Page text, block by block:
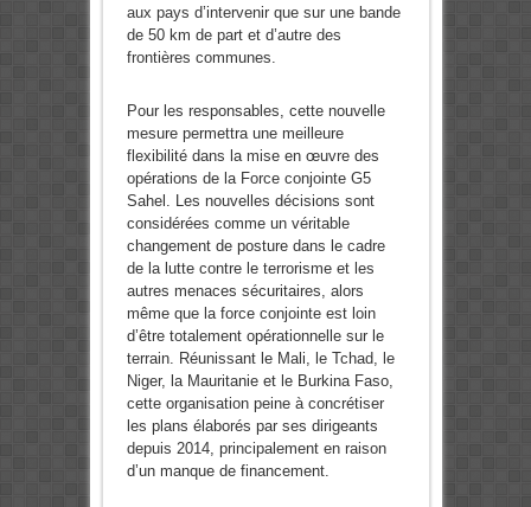
aux pays d’intervenir que sur une bande
de 50 km de part et d’autre des
frontières communes.
Pour les responsables, cette nouvelle
mesure permettra une meilleure
flexibilité dans la mise en œuvre des
opérations de la Force conjointe G5
Sahel. Les nouvelles décisions sont
considérées comme un véritable
changement de posture dans le cadre
de la lutte contre le terrorisme et les
autres menaces sécuritaires, alors
même que la force conjointe est loin
d’être totalement opérationnelle sur le
terrain. Réunissant le Mali, le Tchad, le
Niger, la Mauritanie et le Burkina Faso,
cette organisation peine à concrétiser
les plans élaborés par ses dirigeants
depuis 2014, principalement en raison
d’un manque de financement.